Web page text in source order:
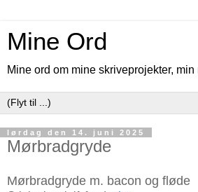
Mine Ord
Mine ord om mine skriveprojekter, min
lørdag den 14. juni 2025
Mørbradgryde
Mørbradgryde m. bacon og fløde